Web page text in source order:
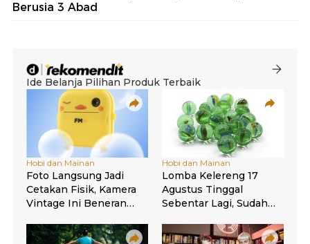
Berusia 3 Abad